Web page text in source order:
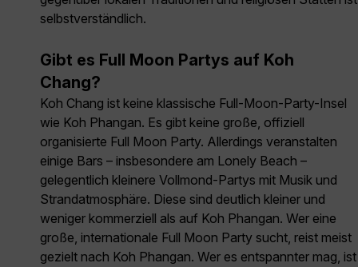
selbstverständlich.
Gibt es Full Moon Partys auf Koh
Chang?
Koh Chang ist keine klassische Full-Moon-Party-Insel
wie Koh Phangan. Es gibt keine große, offiziell
organisierte Full Moon Party. Allerdings veranstalten
einige Bars – insbesondere am Lonely Beach –
gelegentlich kleinere Vollmond-Partys mit Musik und
Strandatmosphäre. Diese sind deutlich kleiner und
weniger kommerziell als auf Koh Phangan. Wer eine
große, internationale Full Moon Party sucht, reist meist
gezielt nach Koh Phangan. Wer es entspannter mag, ist